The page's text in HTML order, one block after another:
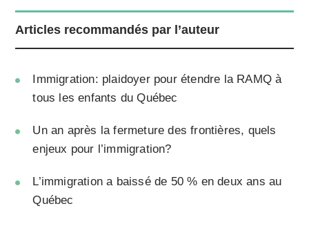
Articles recommandés par l’auteur
Immigration: plaidoyer pour étendre la RAMQ à
tous les enfants du Québec
Un an après la fermeture des frontières, quels
enjeux pour l’immigration?
L’immigration a baissé de 50 % en deux ans au
Québec